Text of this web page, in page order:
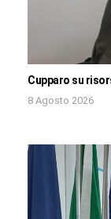
Cupparo su
8 Agosto 2026